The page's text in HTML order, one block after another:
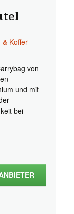
& Koffer
von
und mit
bei